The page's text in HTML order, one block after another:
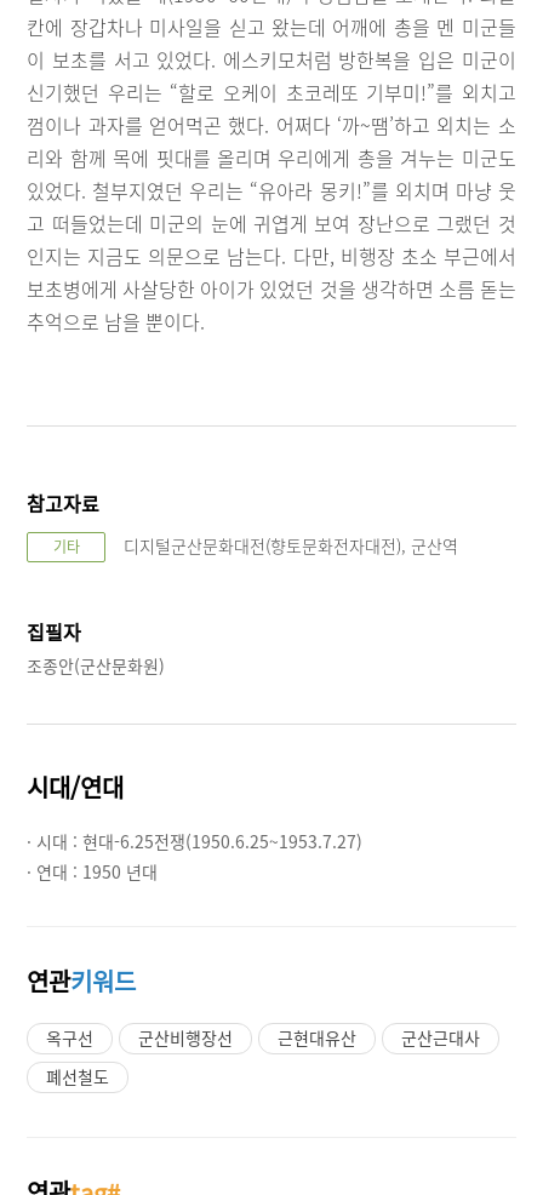
칸에 장갑차나 미사일을 싣고 왔는데 어깨에 총을 멘 미군들
이 보초를 서고 있었다. 에스키모처럼 방한복을 입은 미군이
신기했던 우리는 “할로 오케이 초코레또 기부미!”를 외치고
껌이나 과자를 얻어먹곤 했다. 어쩌다 ‘까~땜’하고 외치는 소
리와 함께 목에 핏대를 올리며 우리에게 총을 겨누는 미군도
있었다. 철부지였던 우리는 “유아라 몽키!”를 외치며 마냥 웃
고 떠들었는데 미군의 눈에 귀엽게 보여 장난으로 그랬던 것
인지는 지금도 의문으로 남는다. 다만, 비행장 초소 부근에서
보초병에게 사살당한 아이가 있었던 것을 생각하면 소름 돋는
추억으로 남을 뿐이다.
참고자료
기타 디지털군산문화대전(향토문화전자대전), 군산역
집필자
조종안(군산문화원)
시대/연대
· 시대 :현대-6.25전쟁(1950.6.25~1953.7.27)
· 연대 : 1950 년대
연관키워드
옥구선 군산비행장선 근현대유산
군산근대사
폐선철도